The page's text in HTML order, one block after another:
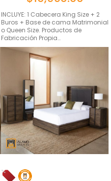
INCLUYE: 1 Cabecera King Size + 2
Buros + Base de cama Matrimonial
o Queen Size. Productos de
Fabricación Propia…